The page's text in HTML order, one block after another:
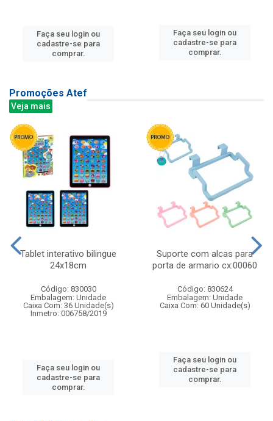
Faça seu login ou
cadastre-se para
comprar.
Faça seu login ou
cadastre-se para
comprar.
Promoções Atef
Veja mais
Tablet interativo bilingue
24x18cm
Código: 830030
Embalagem: Unidade
Caixa Com: 36 Unidade(s)
Inmetro: 006758/2019
Faça seu login ou
cadastre-se para
comprar.
Suporte com alcas para
porta de armario cx:00060
Código: 830624
Embalagem: Unidade
Caixa Com: 60 Unidade(s)
Faça seu login ou
cadastre-se para
comprar.